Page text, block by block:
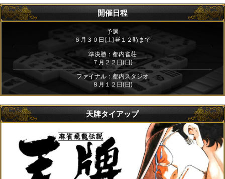
開催日程
予選
６月３０日(土)昼１２時まで
準決勝：都内雀荘
７月２２日(日)
ファイナル：都内スタジオ
８月１２日(日)
天牌タイアップ